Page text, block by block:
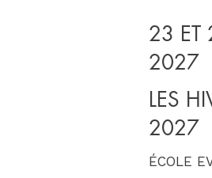
23 ET
2027
LES
2027
ÉCOLE